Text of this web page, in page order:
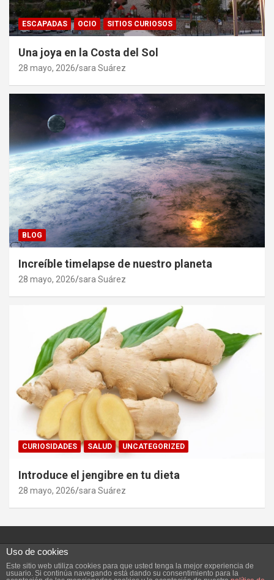
ESCAPADAS OCIO SITIOS CURIOSOS
Una joya en la Costa del Sol
28 mayo, 2026 sara Suárez
BLOG
Increíble timelapse de nuestro planeta
28 mayo, 2026 sara Suárez
CURIOSIDADES SALUD UNCATEGORIZED
Introduce el jengibre en tu dieta
28 mayo, 2026 sara Suárez
Copyright ©2026Vivefeliz :) Tema por:Theme Horse
Uso de cookies
Este sitio web utiliza cookies para que usted tenga la mejor experiencia de
usuario. Si continúa navegando está dando su consentimiento para la